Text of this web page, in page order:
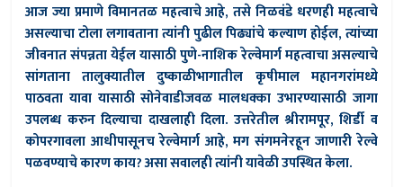
आज ज्या प्रमाणे विमानतळ महत्वाचे आहे, तसे निळवंडे धरणही महत्वाचे
असल्याचा टोला लगावताना त्यांनी पुढील पिढ्यांचे कल्याण होईल, त्यांच्या
जीवनात संपन्नता येईल यासाठी पुणे-नाशिक रेल्वेमार्ग महत्वाचा असल्याचे
सांगताना तालुक्यातील दुष्काळीभागातील कृषीमाल महानगरांमध्ये
पाठवता यावा यासाठी सोनेवाडीजवळ मालधक्का उभारण्यासाठी जागा
उपलब्ध करुन दिल्याचा दाखलाही दिला. उत्तरेतील श्रीरामपूर, शिर्डी व
कोपरगावला आधीपासूनच रेल्वेमार्ग आहे, मग संगमनेरहून जाणारी रेल्वे
पळवण्याचे कारण काय? असा सवालही त्यांनी यावेळी उपस्थित केला.